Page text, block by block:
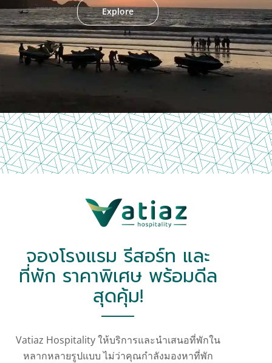
Explore
จองโรงแรม รีสอร์ท และ
ที่พัก ราคาพิเศษ พร้อมดีล
สุดคุ้ม!
Vatiaz Hospitality ให้บริการและนำเสนอที่พักใน
หลากหลายรูปแบบ ไม่ว่าคุณกำลังมองหาที่พัก